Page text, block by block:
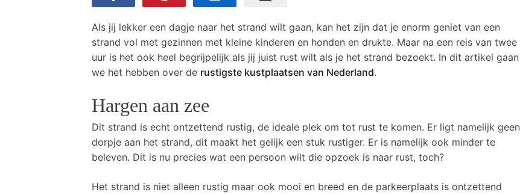
Als jij lekker een dagje naar het strand wilt gaan, kan het zijn dat je enorm geniet van een
strand vol met gezinnen met kleine kinderen en honden en drukte. Maar na een reis van twee
uur is het ook heel begrijpelijk als jij juist rust wilt als je het strand bezoekt. In dit artikel gaan
we het hebben over de rustigste kustplaatsen van Nederland.
Hargen aan zee
Dit strand is echt ontzettend rustig, de ideale plek om tot rust te komen. Er ligt namelijk geen
dorpje aan het strand, dit maakt het gelijk een stuk rustiger. Er is namelijk ook minder te
beleven. Dit is nu precies wat een persoon wilt die opzoek is naar rust, toch?
Het strand is niet alleen rustig maar ook mooi en breed en de parkeerplaats is ontzettend